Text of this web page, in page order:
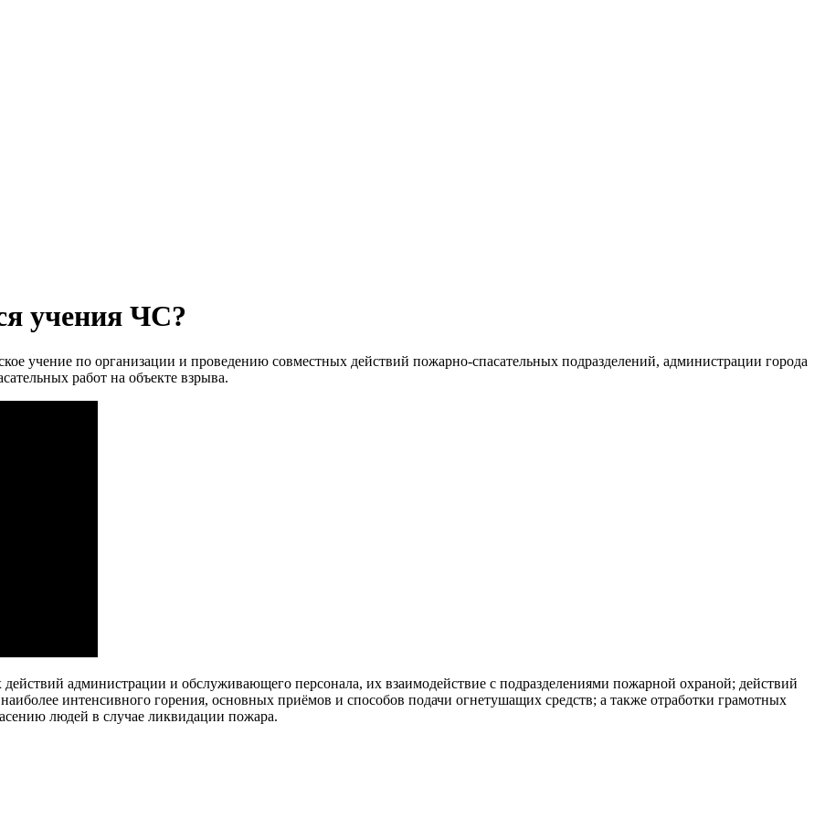
учения ЧС?
учение по организации и проведению совместных действий пожарно-спасательных подразделений, администрации города
работ на объекте взрыва.
администрации и обслуживающего персонала, их взаимодействие с подразделениями пожарной охраной; действий
интенсивного горения, основных приёмов и способов подачи огнетушащих средств; а также отработки грамотных
людей в случае ликвидации пожара.